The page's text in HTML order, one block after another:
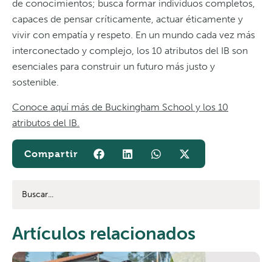
de conocimientos; busca formar individuos completos,
capaces de pensar críticamente, actuar éticamente y
vivir con empatía y respeto. En un mundo cada vez más
interconectado y complejo, los 10 atributos del IB son
esenciales para construir un futuro más justo y
sostenible.
Conoce aquí más de Buckingham School y los 10
atributos del IB.
Artículos relacionados